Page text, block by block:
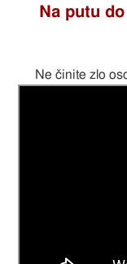
Na putu
Ne činite zlo